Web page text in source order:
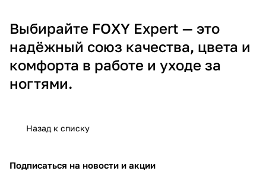
Выбирайте FOXY Expert — это
надёжный союз качества, цвета и
комфорта в работе и уходе за
ногтями.
Назад к списку
Подписаться на новости и акции